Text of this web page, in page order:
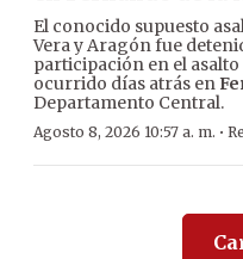
El conocido supuesto
Vera y Aragón fue
participación en el
ocurrido días atrás en
Departamento Central.
Agosto 8, 2026 10:57 a. m. ·